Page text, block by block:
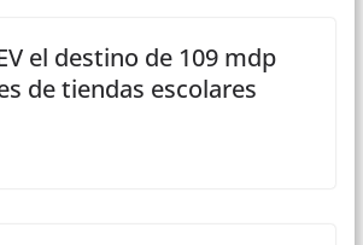
el destino de 109 mdp
de tiendas escolares